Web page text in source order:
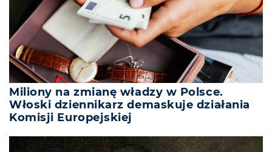
Miliony na zmianę władzy w Polsce.
Włoski dziennikarz demaskuje działania
Komisji Europejskiej